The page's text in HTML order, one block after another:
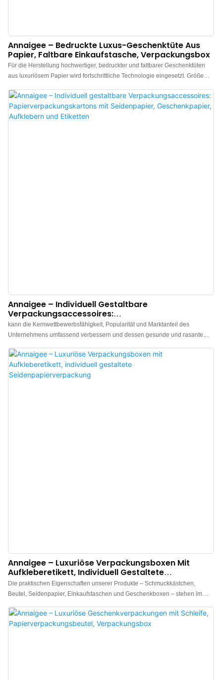
Annaigee – Bedruckte Luxus-Geschenktüte Aus
Papier, Faltbare Einkaufstasche, Verpackungsbox
Für die Herstellung hochwertiger, bedruckter und faltbarer Geschenktüten
aus luxuriösem Papier wird fortschrittliche Technologie eingesetzt. Größe
Kunden angepasst werden. Bei der Produktion verwenden wir
ausschließlich Materialien, die alle Qualitätskontrollen bestanden haben.
Annaigee – Individuell Gestaltbare
Verpackungsaccessoires:
Papierverpackungskartons Mit Seidenpapier,
Geschenkpapier, Aufklebern Und Etiketten
kann die Kernwettbewerbsfähigkeit, Popularität und Marktanteil des
Unternehmens umfassend verbessern und dessen gesunde und rasante
die Bedürfnisse verschiedener Kunden anpassen. findet breite Anwendung,
wie zum Beispiel...
Annaigee – Luxuriöse Verpackungsboxen Mit
Aufkleberetikett, Individuell Gestaltete
Seidenpapierverpackung
Die praktischen Eigenschaften unserer Produkte – Schmuckkästchen,
Beutel, Seidenpapier, Einkaufstaschen und Geschenkboxen – stehen im
individuell gestaltbarem Seidenpapier und Aufkleberetiketten verwenden wir
ausschließlich hochwertige Rohstoffe, um die hohe Qualität unserer